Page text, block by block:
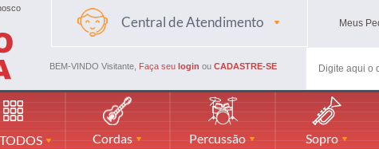
Meus
Central de Atendimento
(48) 988594116
BEM-VINDO Visitante, Faça seu login ou CADASTRE-SE
Cordas Percussão Sopro